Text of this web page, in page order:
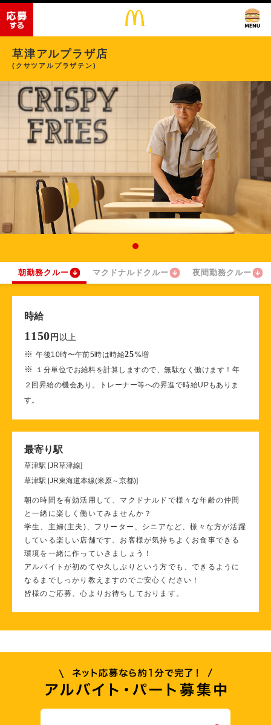
草津アルプラザ店
(クサツアルプラザテン)
朝勤務クルー マクドナルドクルー 夜間勤務クルー
時給
1150 円 以上
※午後10時〜午前5時は時給25%増
※
１分単位でお給料を計算しますので、無駄なく働けます！年
２回昇給の機会あり。トレーナー等への昇進で時給UPもありま
す。
最寄り駅
草津駅 [JR草津線]
草津駅 [JR東海道本線(米原～京都)]
朝の時間を有効活用して、マクドナルドで様々な年齢の仲間
と一緒に楽しく働いてみませんか？
学生、主婦(主夫)、フリーター、シニアなど、様々な方が活躍
している楽しい店舗です。お客様が気持ちよくお食事できる
環境を一緒に作っていきましょう！
アルバイトが初めてや久しぶりという方でも、できるように
なるまでしっかり教えますのでご安心ください！
皆様のご応募、心よりお待ちしております。